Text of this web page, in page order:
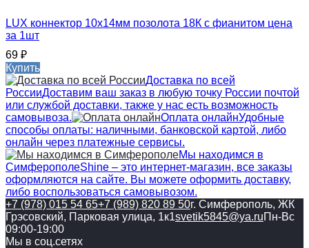
LUX коннектор 10х14мм позолота 18К с фианитом цена
за 1шт
69 ₽
Купить
Доставка по всей
РоссииДоставим ваш заказ в любую точку России почтой
или службой доставки, также у нас есть возможность
самовывоза.
Оплата онлайнУдобные
способы оплаты: наличными, банковской картой, либо
онлайн через платежные сервисы.
Мы находимся в
СимферополеShine – это интернет-магазин, все заказы
оформляются на сайте. Вы можете оформить доставку,
либо воспользоваться самовывозом.
+7 (978) 015 54 65+7 (989) 820 89 50г. Симферополь, ЖК
Грэсовский, Парковая улица, 1к1svetik5845@ya.ruПн-Вс
09:00-19:00
Мы в соц.сетях